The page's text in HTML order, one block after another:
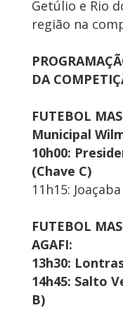
Getúlio e Rio
região na
DA
FUTEBOL
Municipal
10h00:
(Chave C)
11h15:
FUTEBOL
AGAFI:
13h30:
14h45: Salto
B)